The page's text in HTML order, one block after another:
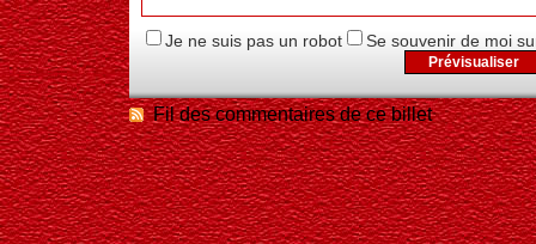
Je ne suis pas un robot Se souvenir de moi
Fil des commentaires de ce billet